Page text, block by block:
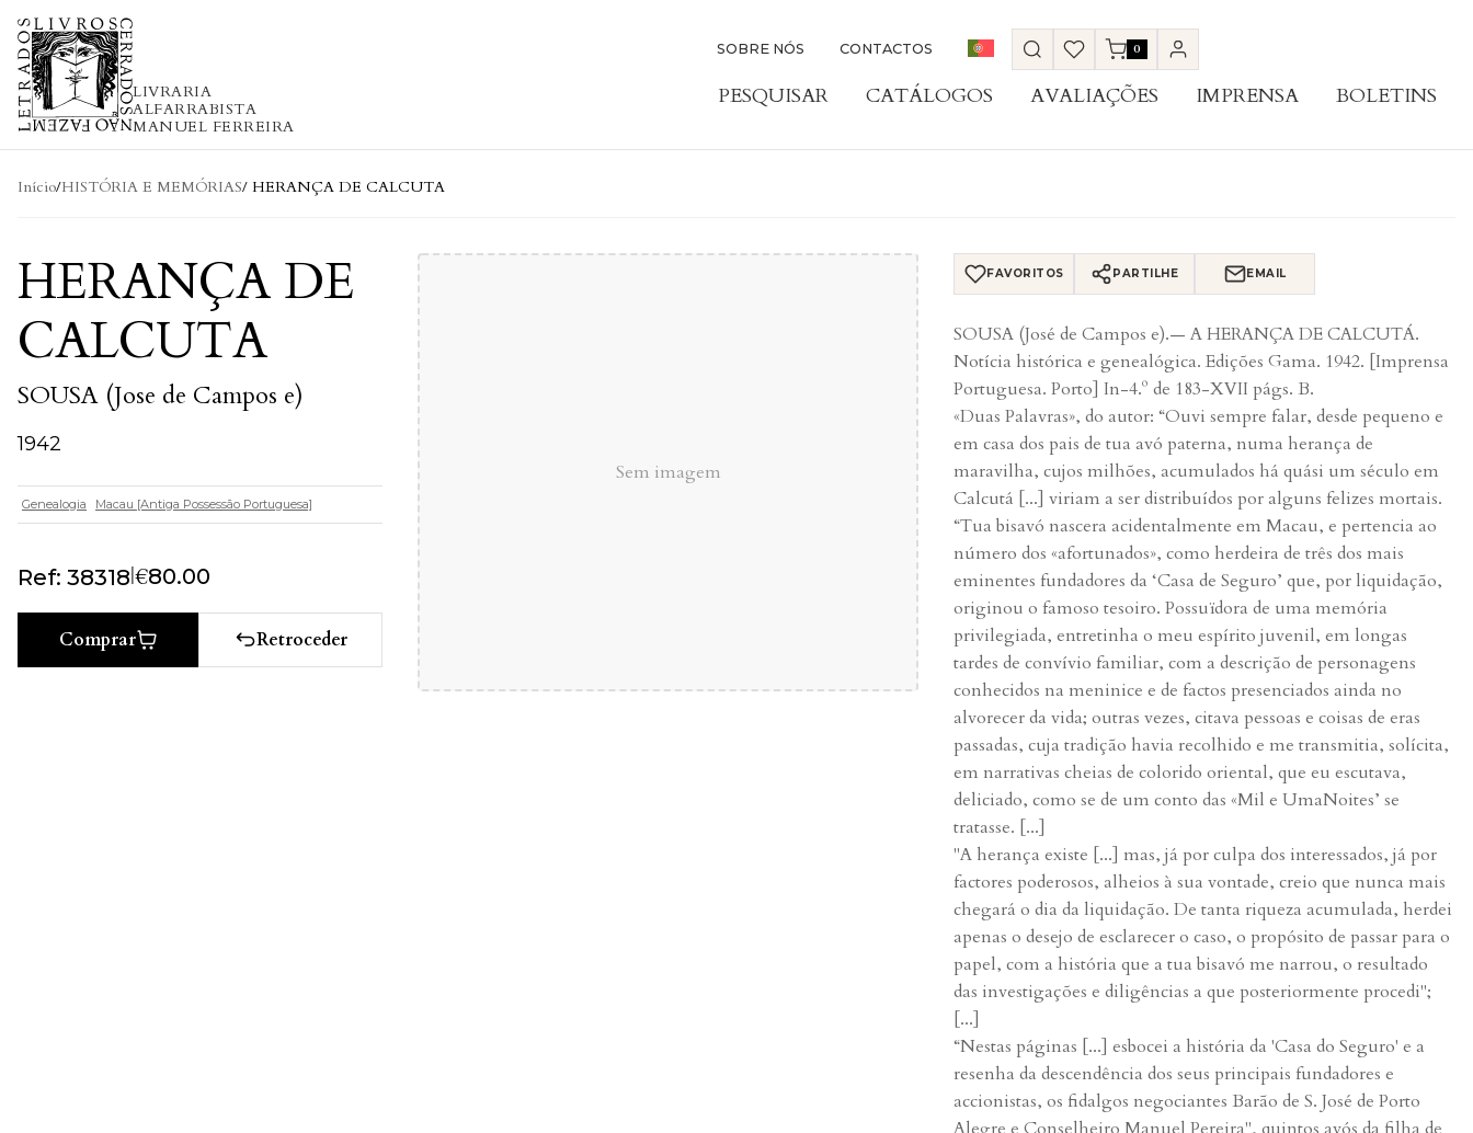
Skip to content
LIVRARIA
ALFARRABISTA
MANUEL FERREIRA
SOBRE NÓS CONTACTOS 0
PESQUISAR CATÁLOGOS AVALIAÇÕES IMPRENSA BOLETINS
Início/HISTÓRIA E MEMÓRIAS/ HERANÇA DE CALCUTA
HERANÇA DE
CALCUTA
SOUSA (Jose de Campos e)
1942
Genealogia Macau [Antiga Possessão Portuguesa]
Ref: 38318|€80.00
Comprar Retroceder
Sem imagem
FAVORITOS PARTILHE EMAIL
SOUSA (José de Campos e).— A HERANÇA DE CALCUTÁ.
Notícia histórica e genealógica. Edições Gama. 1942. [Imprensa
Portuguesa. Porto] In-4.º de 183-XVII págs. B.
«Duas Palavras», do autor: “Ouvi sempre falar, desde pequeno e
em casa dos pais de tua avó paterna, numa herança de
maravilha, cujos milhões, acumulados há quási um século em
Calcutá [...] viriam a ser distribuídos por alguns felizes mortais.
“Tua bisavó nascera acidentalmente em Macau, e pertencia ao
número dos «afortunados», como herdeira de três dos mais
eminentes fundadores da ‘Casa de Seguro’ que, por liquidação,
originou o famoso tesoiro. Possuïdora de uma memória
privilegiada, entretinha o meu espírito juvenil, em longas
tardes de convívio familiar, com a descrição de personagens
conhecidos na meninice e de factos presenciados ainda no
alvorecer da vida; outras vezes, citava pessoas e coisas de eras
passadas, cuja tradição havia recolhido e me transmitia, solícita,
em narrativas cheias de colorido oriental, que eu escutava,
deliciado, como se de um conto das «Mil e UmaNoites’ se
tratasse. [...]
"A herança existe [...] mas, já por culpa dos interessados, já por
factores poderosos, alheios à sua vontade, creio que nunca mais
chegará o dia da liquidação. De tanta riqueza acumulada, herdei
apenas o desejo de esclarecer o caso, o propósito de passar para o
papel, com a história que a tua bisavó me narrou, o resultado
das investigações e diligências a que posteriormente procedi";
[...]
“Nestas páginas [...] esbocei a história da 'Casa do Seguro' e a
resenha da descendência dos seus principais fundadores e
accionistas, os fidalgos negociantes Barão de S. José de Porto